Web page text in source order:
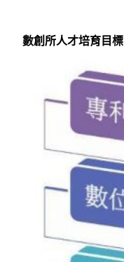
數創所人才培育目標